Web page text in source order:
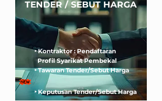
TENDER / SEBUT HARGA
‣ Kontraktor : Pendaftaran
Profil Syarikat Pembekal
‣ Tawaran Tender/Sebut Harga
‣ Keputusan Tender/Sebut Harga